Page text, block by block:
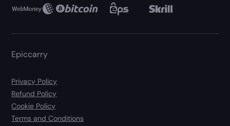
Epiccarry
Privacy Policy
Refund Policy
Cookie Policy
Terms and Conditions